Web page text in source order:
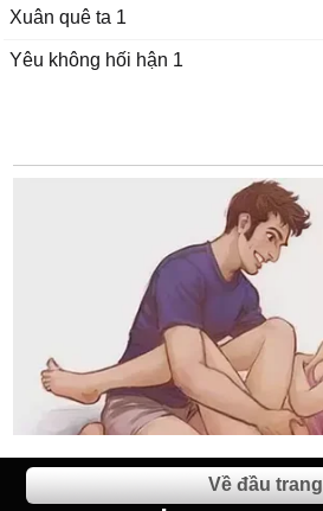
Xuân quê ta 1
Yêu không hối hận 1
Về đầu trang